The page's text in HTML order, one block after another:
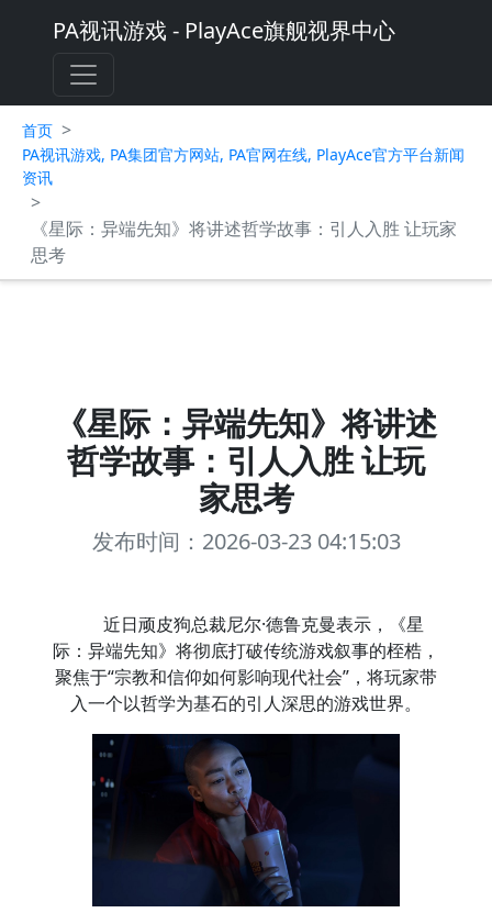
PA视讯游戏 - PlayAce旗舰视界中心
首页 >
PA视讯游戏, PA集团官方网站, PA官网在线, PlayAce官方平台新闻
资讯
>
《星际：异端先知》将讲述哲学故事：引人入胜 让玩家
思考
《星际：异端先知》将讲述
哲学故事：引人入胜 让玩
家思考
发布时间：2026-03-23 04:15:03
近日顽皮狗总裁尼尔·德鲁克曼表示，《星
际：异端先知》将彻底打破传统游戏叙事的桎梏，
聚焦于“宗教和信仰如何影响现代社会”，将玩家带
入一个以哲学为基石的引人深思的游戏世界。